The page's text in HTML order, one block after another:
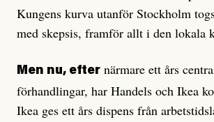
Kungens kurva utanför Stockholm
med skepsis, framför allt i den lokala
Men nu, efter närmare ett års
förhandlingar, har Handels och Ikea
Ikea ges ett års dispens från